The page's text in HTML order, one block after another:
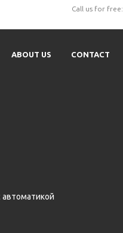
Call us for free:
ABOUT US CONTACT